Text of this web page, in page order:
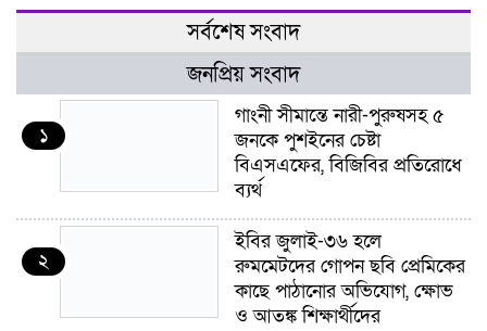
সর্বশেষ সংবাদ
জনপ্রিয় সংবাদ
১
গাংনী সীমান্তে নারী-পুরুষসহ ৫
জনকে পুশইনের চেষ্টা
বিএসএফের, বিজিবির প্রতিরোধে
ব্যর্থ
২
ইবির জুলাই-৩৬ হলে
রুমমেটদের গোপন ছবি প্রেমিকের
কাছে পাঠানোর অভিযোগ, ক্ষোভ
ও আতঙ্ক শিক্ষার্থীদের